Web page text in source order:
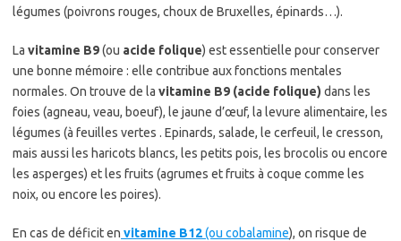
légumes (poivrons rouges, choux de Bruxelles, épinards…).
La vitamine B9(ou acide folique) est essentielle pour conserver
une bonne mémoire : elle contribue aux fonctions mentales
normales. On trouve de la vitamine B9 (acide folique) dans les
foies (agneau, veau, boeuf), le jaune d’œuf, la levure alimentaire, les
légumes (à feuilles vertes . Epinards, salade, le cerfeuil, le cresson,
mais aussi les haricots blancs, les petits pois, les brocolis ou encore
les asperges) et les fruits (agrumes et fruits à coque comme les
noix, ou encore les poires).
En cas de déficit en vitamine B12(ou cobalamine), on risque de